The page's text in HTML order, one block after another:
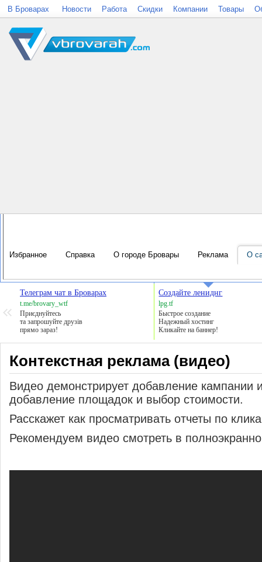
Телеграм чат в Броварах
t.me/brovary_wtf
Приєднуйтесь
та запрошуйте друзів
прямо зараз!
Создайте лениднг
lpg.tf
Быстрое создание
Надежный хостинг
Кликайте на баннер!
Контекстная реклама (видео)
Видео демонстрирует добавление кампании
добавление площадок и выбор стоимости.
Расскажет как просматривать отчеты по
Рекомендуем видео смотреть в
В Броварах Новости Работа Скидки Компании Товары
Избранное Справка О городе Бровары Реклама О